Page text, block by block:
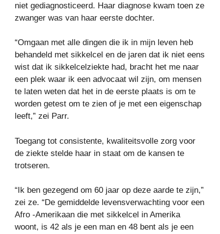
niet gediagnosticeerd. Haar diagnose kwam toen ze
zwanger was van haar eerste dochter.
“Omgaan met alle dingen die ik in mijn leven heb
behandeld met sikkelcel en de jaren dat ik niet eens
wist dat ik sikkelcelziekte had, bracht het me naar
een plek waar ik een advocaat wil zijn, om mensen
te laten weten dat het in de eerste plaats is om te
worden getest om te zien of je met een eigenschap
leeft,” zei Parr.
Toegang tot consistente, kwaliteitsvolle zorg voor
de ziekte stelde haar in staat om de kansen te
trotseren.
“Ik ben gezegend om 60 jaar op deze aarde te zijn,”
zei ze. “De gemiddelde levensverwachting voor een
Afro -Amerikaan die met sikkelcel in Amerika
woont, is 42 als je een man en 48 bent als je een